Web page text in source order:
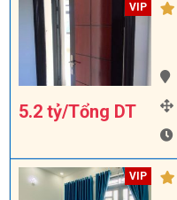
5.2 tỷ/Tổng DT